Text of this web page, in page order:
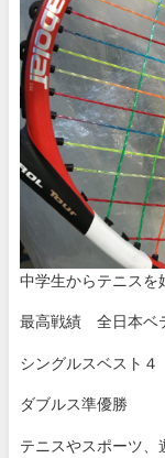
中学生からテニスを
最高戦績 全日本ベ
シングルスベスト４
ダブルス準優勝
テニスやスポーツ